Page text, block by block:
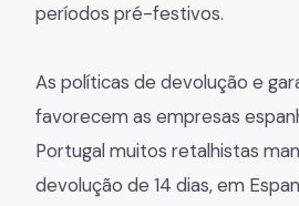
períodos pré-festivos.
As políticas de devolução e
favorecem as empresas
Portugal muitos retalhistas
devolução de 14 dias, em